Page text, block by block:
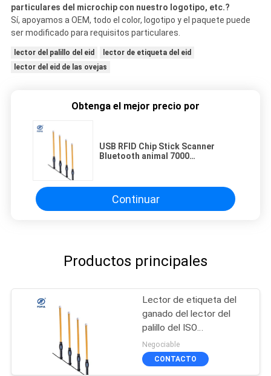
particulares del microchip con nuestro logotipo, etc.?
Sí, apoyamos a OEM, todo el color, logotipo y el paquete puede
ser modificado para requisitos particulares.
lector del palillo del eid
lector de etiqueta del eid
lector del eid de las ovejas
Obtenga el mejor precio por
USB RFID Chip Stick Scanner
Bluetooth animal 7000
Continuar
Productos principales
Lector de etiqueta del
ganado del lector del
palillo del ISO
11784/11785 LF RFID
con almacenamiento de
datos grande
Negociable
CONTACTO